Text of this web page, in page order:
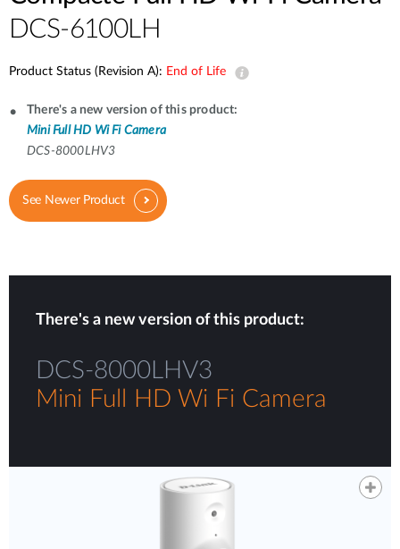
DCS-6100LH
Product Status (Revision A): End of Life
There's a new version of this product:
Mini Full HD Wi Fi Camera
DCS-8000LHV3
See Newer Product
There's a new version of this product:
DCS-8000LHV3
Mini Full HD Wi Fi Camera